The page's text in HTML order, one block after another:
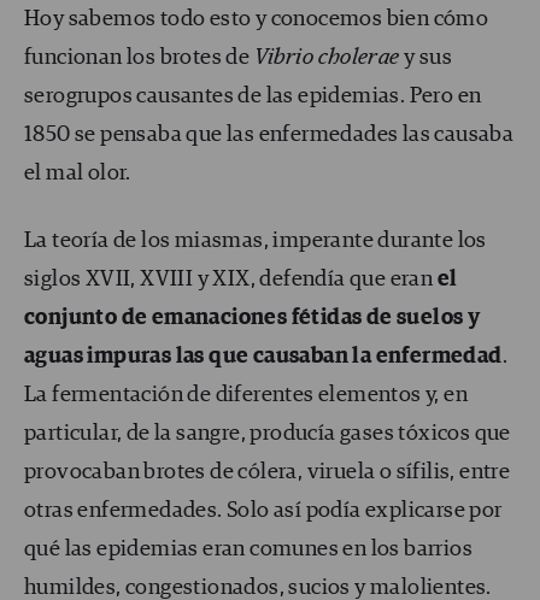
Hoy sabemos todo esto y conocemos bien cómo
funcionan los brotes de Vibrio cholerae y sus
serogrupos causantes de las epidemias. Pero en
1850 se pensaba que las enfermedades las causaba
el mal olor.
La teoría de los miasmas, imperante durante los
siglos XVII, XVIII y XIX, defendía que eranel
conjunto de emanaciones fétidas de suelos y
aguas impuras las que causaban la enfermedad.
La fermentación de diferentes elementos y, en
particular, de la sangre, producía gases tóxicos que
provocaban brotes de cólera, viruela o sífilis, entre
otras enfermedades. Solo así podía explicarse por
qué las epidemias eran comunes en los barrios
humildes, congestionados, sucios y malolientes.